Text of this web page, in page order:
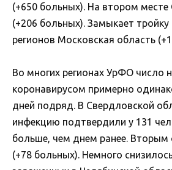
(+650 больных). На втором месте
(+206 больных). Замыкает
регионов Московская область
Во многих регионах УрФО число
коронавирусом примерно
дней подряд. В Свердловской
инфекцию подтвердили у 131
больше, чем днем ранее.
(+78 больных). Немного